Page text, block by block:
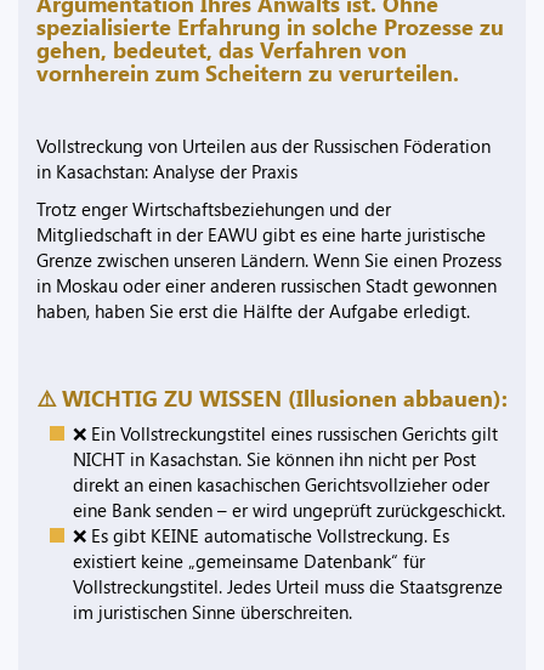
spezialisierte Erfahrung in solche Prozesse zu
gehen, bedeutet, das Verfahren von
vornherein zum Scheitern zu verurteilen.
Vollstreckung von Urteilen aus der Russischen Föderation
in Kasachstan: Analyse der Praxis
Trotz enger Wirtschaftsbeziehungen und der
Mitgliedschaft in der EAWU gibt es eine harte juristische
Grenze zwischen unseren Ländern. Wenn Sie einen Prozess
in Moskau oder einer anderen russischen Stadt gewonnen
haben, haben Sie erst die Hälfte der Aufgabe erledigt.
⚠️ WICHTIG ZU WISSEN (Illusionen abbauen):
❌ Ein Vollstreckungstitel eines russischen Gerichts gilt
NICHT in Kasachstan. Sie können ihn nicht per Post
direkt an einen kasachischen Gerichtsvollzieher oder
eine Bank senden – er wird ungeprüft zurückgeschickt.
❌ Es gibt KEINE automatische Vollstreckung. Es
existiert keine „gemeinsame Datenbank“ für
Vollstreckungstitel. Jedes Urteil muss die Staatsgrenze
im juristischen Sinne überschreiten.